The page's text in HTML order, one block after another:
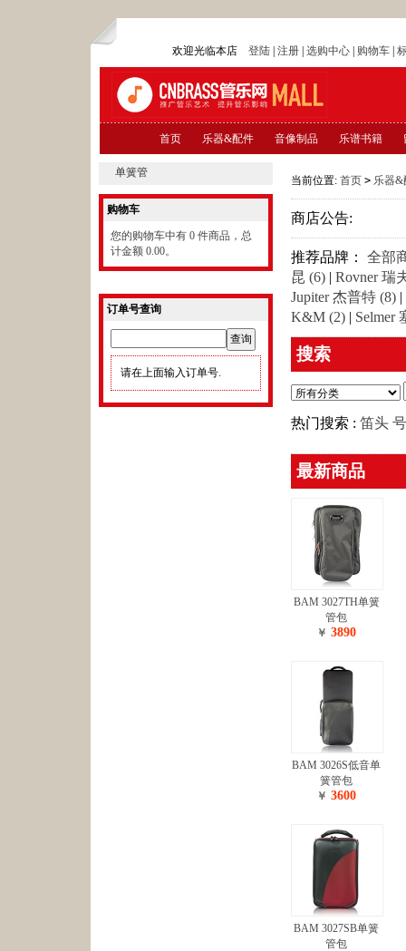
欢迎光临本店 登陆| 注册| 选购中心| 购物车|
首页 乐器&配件 音像制品 乐谱书籍
单簧管
购物车
您的购物车中有 0 件商品，总
计金额 0.00。
订单号查询
请在上面输入订单号.
当前位置: 首页 > 乐器&
商店公告:
推荐品牌： 全部
昆 (6) | Rovner 瑞
Jupiter 杰普特 (8) |
K&M (2) | Selmer
搜索
热门搜索 : 笛头
最新商品
BAM 3027TH单簧
管包
￥ 3890
BAM 3026S低音单
簧管包
￥ 3600
BAM 3027SB单簧
管包